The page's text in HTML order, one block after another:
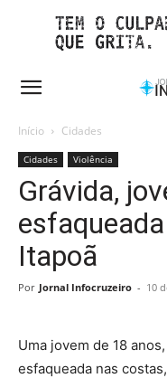
Início Cidades
Cidades Violência
Grávida,
Itapoã
Por Jornal Infocruzeiro - 10
Uma jovem de 18
esfaqueada nas